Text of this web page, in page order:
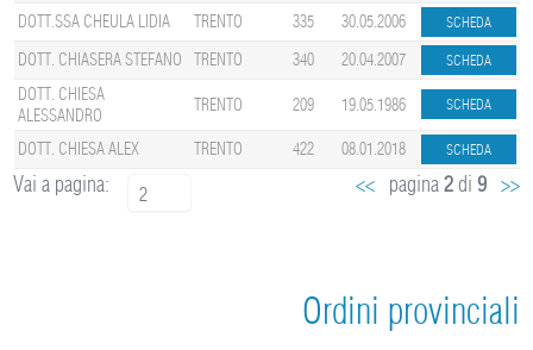
DOTT.SSA CHEULA LIDIA TRENTO 335
30.05.2006
DOTT. CHIASERA STEFANO
TRENTO 340
20.04.2007
DOTT. CHIESA
ALESSANDRO
TRENTO 209 19.05.1986
DOTT. CHIESA ALEX TRENTO 422 08.01.2018
<<pagina 2di 9 >>
Vai a pagina: 2
Ordini provinciali